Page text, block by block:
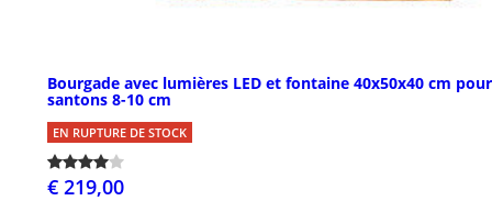
Bourgade avec lumières LED et fontaine 40x50x40 cm pour
santons 8-10 cm
EN RUPTURE DE STOCK
€ 219,00